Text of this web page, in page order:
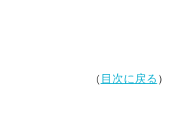
（ 目次に戻る ）